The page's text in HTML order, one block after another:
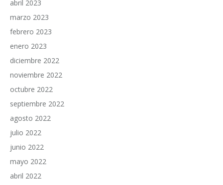
abril 2023
marzo 2023
febrero 2023
enero 2023
diciembre 2022
noviembre 2022
octubre 2022
septiembre 2022
agosto 2022
julio 2022
junio 2022
mayo 2022
abril 2022